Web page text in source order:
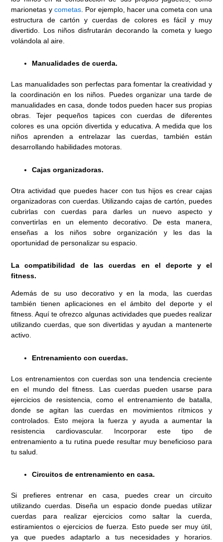
marionetas y cometas. Por ejemplo, hacer una cometa con una
estructura de cartón y cuerdas de colores es fácil y muy
divertido. Los niños disfrutarán decorando la cometa y luego
volándola al aire.
Manualidades de cuerda.
Las manualidades son perfectas para fomentar la creatividad y
la coordinación en los niños. Puedes organizar una tarde de
manualidades en casa, donde todos pueden hacer sus propias
obras. Tejer pequeños tapices con cuerdas de diferentes
colores es una opción divertida y educativa. A medida que los
niños aprenden a entrelazar las cuerdas, también están
desarrollando habilidades motoras.
Cajas organizadoras.
Otra actividad que puedes hacer con tus hijos es crear cajas
organizadoras con cuerdas. Utilizando cajas de cartón, puedes
cubrirlas con cuerdas para darles un nuevo aspecto y
convertirlas en un elemento decorativo. De esta manera,
enseñas a los niños sobre organización y les das la
oportunidad de personalizar su espacio.
La compatibilidad de las cuerdas en el deporte y el
fitness.
Además de su uso decorativo y en la moda, las cuerdas
también tienen aplicaciones en el ámbito del deporte y el
fitness. Aquí te ofrezco algunas actividades que puedes realizar
utilizando cuerdas, que son divertidas y ayudan a mantenerte
activo.
Entrenamiento con cuerdas.
Los entrenamientos con cuerdas son una tendencia creciente
en el mundo del fitness. Las cuerdas pueden usarse para
ejercicios de resistencia, como el entrenamiento de batalla,
donde se agitan las cuerdas en movimientos rítmicos y
controlados. Esto mejora la fuerza y ayuda a aumentar la
resistencia cardiovascular. Incorporar este tipo de
entrenamiento a tu rutina puede resultar muy beneficioso para
tu salud.
Circuitos de entrenamiento en casa.
Si prefieres entrenar en casa, puedes crear un circuito
utilizando cuerdas. Diseña un espacio donde puedas utilizar
cuerdas para realizar ejercicios como saltar la cuerda,
estiramientos o ejercicios de fuerza. Esto puede ser muy útil,
ya que puedes adaptarlo a tus necesidades y horarios.